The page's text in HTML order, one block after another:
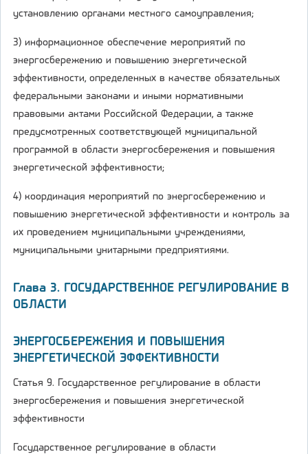
установлению органами местного самоуправления;
3) информационное обеспечение мероприятий по
энергосбережению и повышению энергетической
эффективности, определенных в качестве обязательных
федеральными законами и иными нормативными
правовыми актами Российской Федерации, а также
предусмотренных соответствующей муниципальной
программой в области энергосбережения и повышения
энергетической эффективности;
4) координация мероприятий по энергосбережению и
повышению энергетической эффективности и контроль за
их проведением муниципальными учреждениями,
муниципальными унитарными предприятиями.
Глава 3. ГОСУДАРСТВЕННОЕ РЕГУЛИРОВАНИЕ В
ОБЛАСТИ
ЭНЕРГОСБЕРЕЖЕНИЯ И ПОВЫШЕНИЯ
ЭНЕРГЕТИЧЕСКОЙ ЭФФЕКТИВНОСТИ
Статья 9. Государственное регулирование в области
энергосбережения и повышения энергетической
эффективности
Государственное регулирование в области